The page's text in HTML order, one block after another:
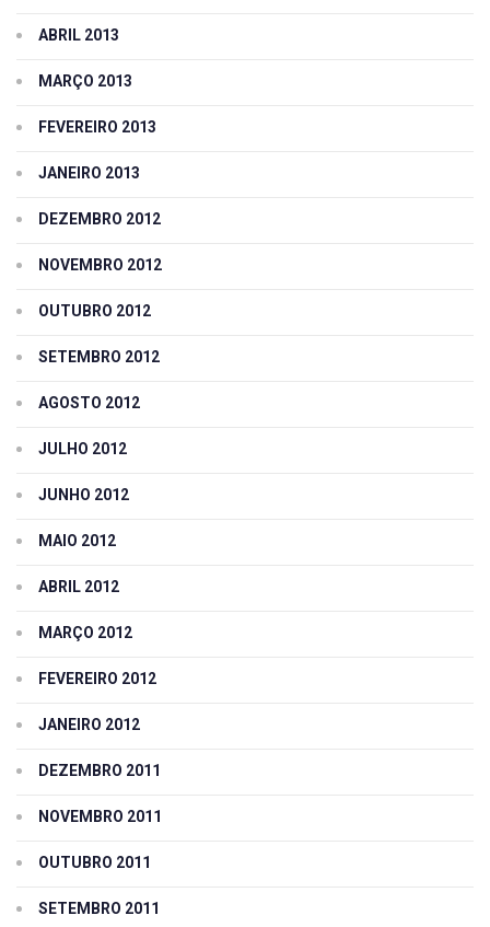
ABRIL 2013
MARÇO 2013
FEVEREIRO 2013
JANEIRO 2013
DEZEMBRO 2012
NOVEMBRO 2012
OUTUBRO 2012
SETEMBRO 2012
AGOSTO 2012
JULHO 2012
JUNHO 2012
MAIO 2012
ABRIL 2012
MARÇO 2012
FEVEREIRO 2012
JANEIRO 2012
DEZEMBRO 2011
NOVEMBRO 2011
OUTUBRO 2011
SETEMBRO 2011